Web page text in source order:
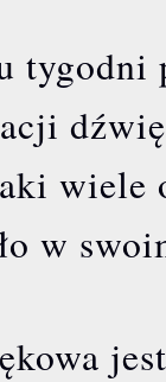
tygodni
wiele
w